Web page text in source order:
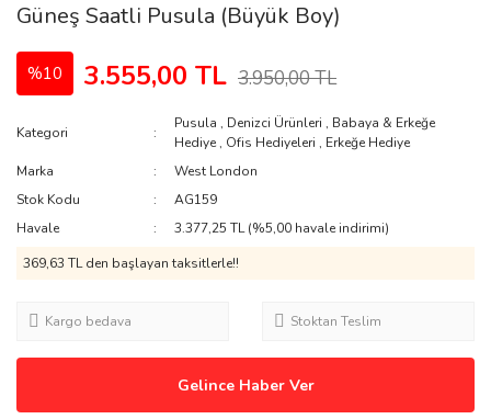
Güneş Saatli Pusula (Büyük Boy)
%10 3.555,00 TL 3.950,00 TL
Kategori
Pusula , Denizci Ürünleri , Babaya & Erkeğe
Hediye , Ofis Hediyeleri , Erkeğe Hediye
Marka
West London
Stok Kodu
AG159
Havale
3.377,25 TL (%5,00 havale indirimi)
369,63 TL den başlayan taksitlerle!!
Kargo bedava Stoktan Teslim
Gelince Haber Ver